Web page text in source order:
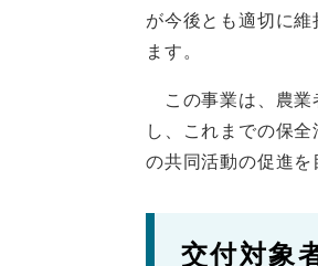
が今後とも適切に
ます。
この事業は、農業
し、これまでの保
の共同活動の促進を
交付対象